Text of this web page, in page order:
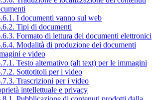
I documenti vanno sul web
Tipi di documenti
Formato di lettura dei documenti elettronici
Modalità di produzione dei documenti
e video
Testo alternativo (alt text) per le immagini
Sottotitoli per i video
Trascrizioni per i video
intellettuale e privacy